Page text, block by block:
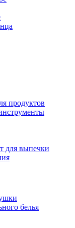
продуктов
для выпечки
белья